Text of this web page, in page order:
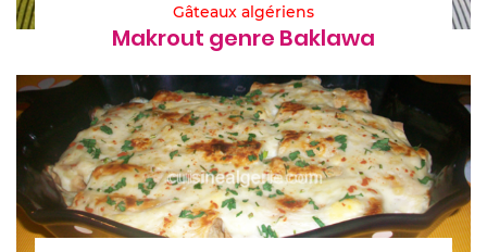
Gâteaux algériens
Makrout genre Baklawa